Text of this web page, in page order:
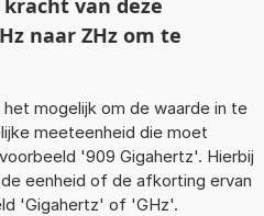
naar ZHz om te
mogelijk om de waarde in te
meeteenheid die moet
'909 Gigahertz'. Hierbij
eenheid of de afkorting ervan
'Gigahertz' of 'GHz'.